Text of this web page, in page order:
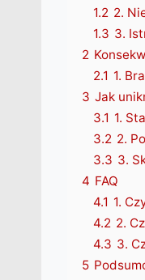
1.2 2.
1.3 3.
2
2.1 1.
3 Jak
3.1 1.
3.2 2.
3.3 3.
4 FAQ
4.1 1.
4.2 2.
4.3 3.
5